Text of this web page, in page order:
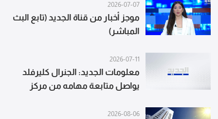
2026-07-07
موجز أخبار من قناة الجديد (تابع البث
المباشر)
2026-07-11
معلومات الجديد: الجنرال كليرفلد
يواصل متابعة مهامه من مركز
يقود مساعده في لبنان الاجتماعات
2026-08-06